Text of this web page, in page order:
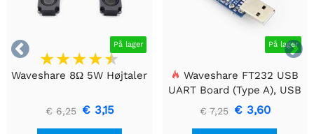

 På lager
Waveshare 8Ω 5W Højtaler
€ 6,25 € 3,15
På lager
Waveshare FT232 USB
UART Board (Type A), USB
til TTL (UART)
kommunikationsmodul
€ 7,25 € 3,60